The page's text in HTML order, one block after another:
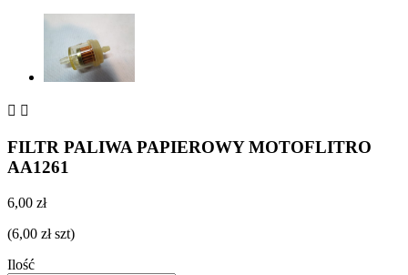
 
FILTR PALIWA PAPIEROWY MOTOFLITRO
AA1261
6,00 zł
(6,00 zł szt)
Ilość